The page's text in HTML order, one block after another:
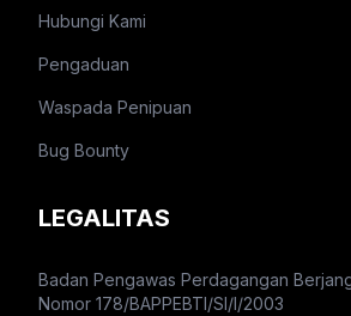
Hubungi Kami
Pengaduan
Waspada Penipuan
Bug Bounty
LEGALITAS
Badan Pengawas Perdagangan
Nomor 178/BAPPEBTI/SI/I/2003